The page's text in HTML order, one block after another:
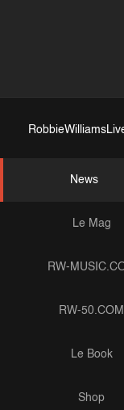
News
Le Mag
RW-
RW-50.COM
Le Book
Shop